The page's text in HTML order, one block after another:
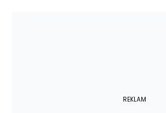
REKLAM